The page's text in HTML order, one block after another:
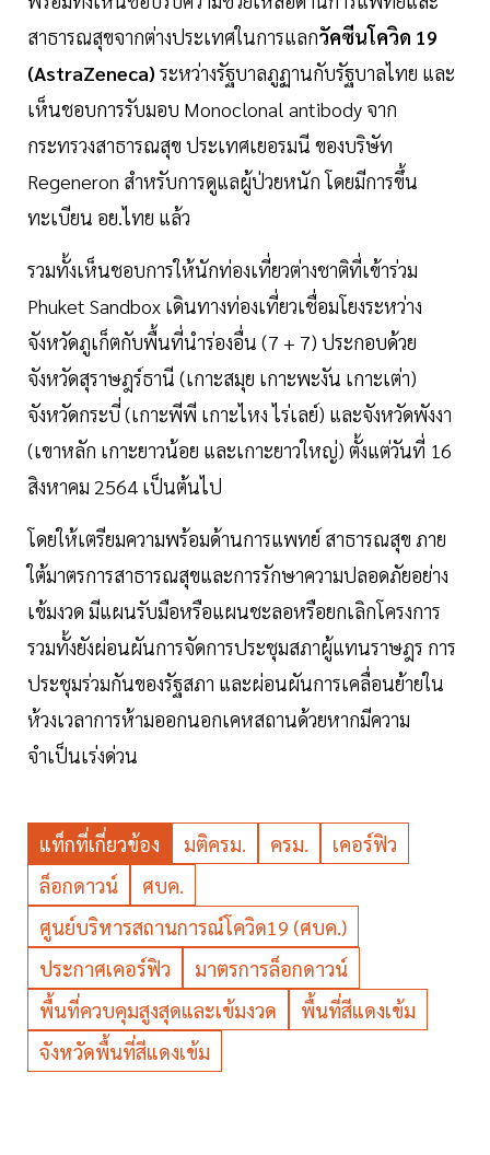
สาธารณสุขจากต่างประเทศในการแลกวัคซีนโควิด 19
(AstraZeneca) ระหว่างรัฐบาลภูฏานกับรัฐบาลไทย และ
เห็นชอบการรับมอบ Monoclonal antibody จาก
กระทรวงสาธารณสุข ประเทศเยอรมนี ของบริษัท
Regeneron สำหรับการดูแลผู้ป่วยหนัก โดยมีการขึ้น
ทะเบียน อย.ไทย แล้ว
รวมทั้งเห็นชอบการให้นักท่องเที่ยวต่างชาติที่เข้าร่วม
Phuket Sandbox เดินทางท่องเที่ยวเชื่อมโยงระหว่าง
จังหวัดภูเก็ตกับพื้นที่นำร่องอื่น (7 + 7) ประกอบด้วย
จังหวัดสุราษฎร์ธานี (เกาะสมุย เกาะพะงัน เกาะเต่า)
จังหวัดกระบี่ (เกาะพีพี เกาะไหง ไร่เลย์) และจังหวัดพังงา
(เขาหลัก เกาะยาวน้อย และเกาะยาวใหญ่) ตั้งแต่วันที่ 16
สิงหาคม 2564 เป็นต้นไป
โดยให้เตรียมความพร้อมด้านการแพทย์ สาธารณสุข ภาย
ใต้มาตรการสาธารณสุขและการรักษาความปลอดภัยอย่าง
เข้มงวด มีแผนรับมือหรือแผนชะลอหรือยกเลิกโครงการ
รวมทั้งยังผ่อนผันการจัดการประชุมสภาผู้แทนราษฎร การ
ประชุมร่วมกันของรัฐสภา และผ่อนผันการเคลื่อนย้ายใน
ห้วงเวลาการห้ามออกนอกเคหสถานด้วยหากมีความ
จำเป็นเร่งด่วน
แท็กที่เกี่ยวข้อง มติครม. ครม.
เคอร์ฟิว
ล็อกดาวน์
ศบค.
ศูนย์บริหารสถานการณ์โควิด19 (ศบค.)
ประกาศเคอร์ฟิว
มาตรการล็อกดาวน์
พื้นที่ควบคุมสูงสุดและเข้มงวด
พื้นที่สีแดงเข้ม
จังหวัดพื้นที่สีแดงเข้ม